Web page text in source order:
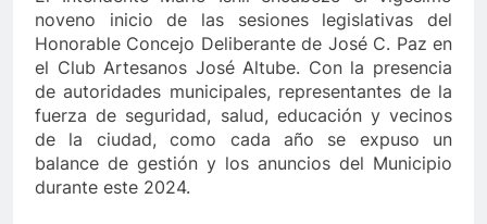
noveno inicio de las sesiones legislativas del
Honorable Concejo Deliberante de José C. Paz en
el Club Artesanos José Altube. Con la presencia
de autoridades municipales, representantes de la
fuerza de seguridad, salud, educación y vecinos
de la ciudad, como cada año se expuso un
balance de gestión y los anuncios del Municipio
durante este 2024.